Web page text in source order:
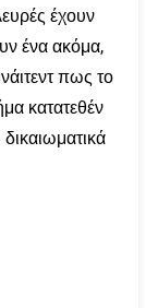
έχουν
ένα ακόμα,
πως το
κατατεθέν